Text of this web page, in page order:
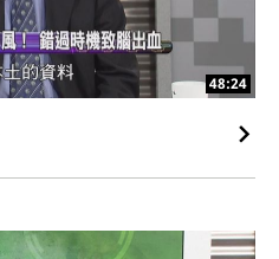
48:24